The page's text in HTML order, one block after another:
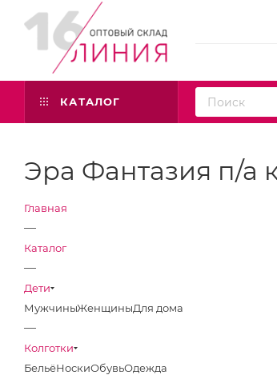
КАТАЛОГ
Эра Фантазия п/а
Главная
—
Каталог
—
Дети
МужчиныЖенщиныДля дома
—
Колготки
БельёНоскиОбувьОдежда